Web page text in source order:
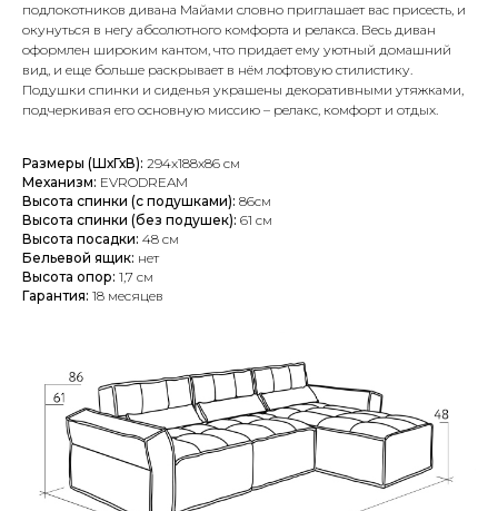
подлокотников дивана Майами словно приглашает вас присесть, и
окунуться в негу абсолютного комфорта и релакса. Весь диван
оформлен широким кантом, что придает ему уютный домашний
вид, и еще больше раскрывает в нём лофтовую стилистику.
Подушки спинки и сиденья украшены декоративными утяжками,
подчеркивая его основную миссию – релакс, комфорт и отдых.
Размеры (ШхГхВ): 294x188x86 см
Механизм: EVRODREAM
Высота спинки (с подушками): 86см
Высота спинки (без подушек): 61 см
Высота посадки: 48 см
Бельевой ящик: нет
Высота опор: 1,7 см
Гарантия: 18 месяцев